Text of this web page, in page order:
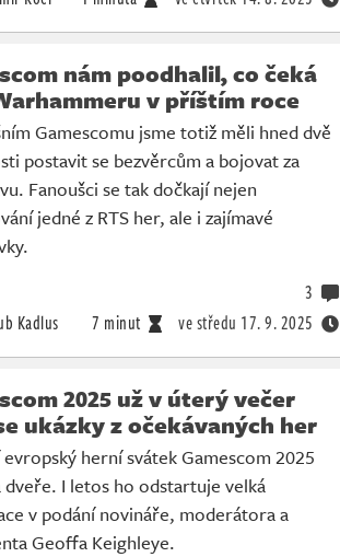
nám poodhalil, co čeká
v příštím roce
Gamescomu jsme totiž měli hned dvě
postavit se bezvěrcům a bojovat za
Fanoušci se tak dočkají nejen
jedné z RTS her, ale i zajímavé
Kadlus 7 minut ve středu 17. 9. 2025
3
2025 už v úterý večer
ukázky z očekávaných her
herní svátek Gamescom 2025
dveře. I letos ho odstartuje velká
v podání novináře, moderátora a
Geoffa Keighleye.